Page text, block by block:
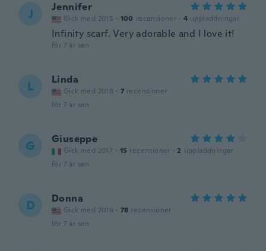
J Jennifer
Gick med 2015 · 100 recensioner · 4 uppladdningar
Infinity scarf. Very adorable and I love it!
för 7 år sen
L Linda
Gick med 2018 · 7 recensioner
för 7 år sen
G Giuseppe
Gick med 2017 · 15 recensioner · 2 uppladdningar
för 7 år sen
D Donna
Gick med 2016 · 78 recensioner
för 7 år sen